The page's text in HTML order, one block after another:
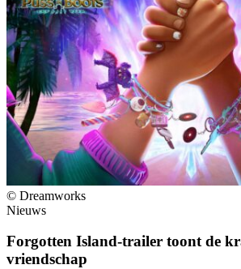
© Dreamworks
Nieuws
Forgotten Island-trailer toont de
vriendschap